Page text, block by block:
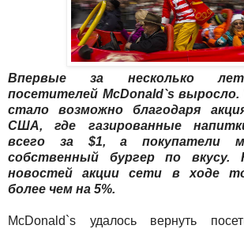
Впервые за несколько лет
посетителей McDonald`s
стало возможно благодаря
США, где газированные
всего за $1, а покупатели
собственный бургер по
новостей акции сети в ходе
более чем на 5%.
McDonald`s удалось вернуть